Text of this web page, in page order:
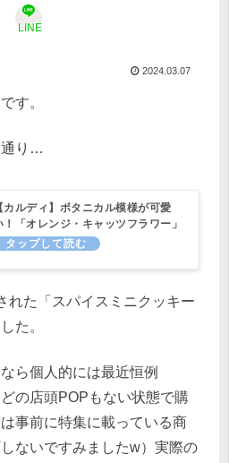
LINE
2024.03.07
す。
通り…
カルディ】ボタニカル模様が可愛
！「オレンジ・キャッツフラワー」
れた「スパイスミニクッキー
た。
ら個人的には最近恒例
の店頭POPもない状態で購
事前に特集に載っている商
ないですみましたw）実際の